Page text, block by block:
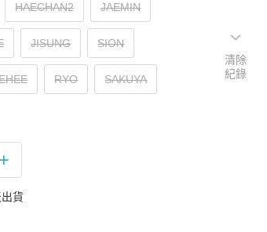
HAECHAN2 JAEMIN
JISUNG SION
RYO SAKUYA
貨
清除
紀錄